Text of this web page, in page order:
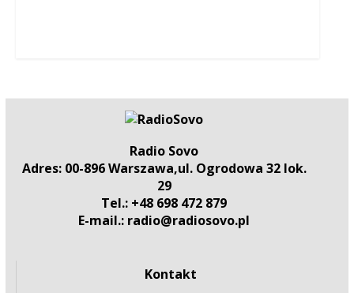
Radio Sovo
Adres: 00-896 Warszawa,ul. Ogrodowa 32 lok.
29
Tel.: +48 698 472 879
E-mail.: radio@radiosovo.pl
Kontakt